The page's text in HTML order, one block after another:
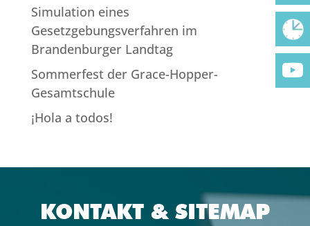
Simulation eines
Gesetzgebungsverfahren im
Brandenburger Landtag
Sommerfest der Grace-Hopper-
Gesamtschule
¡Hola a todos!
KONTAKT & SITEMAP